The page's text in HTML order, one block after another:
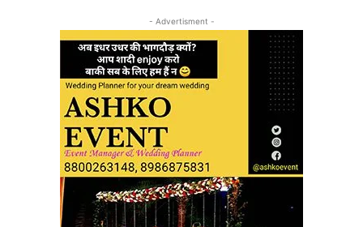
- Advertisment -